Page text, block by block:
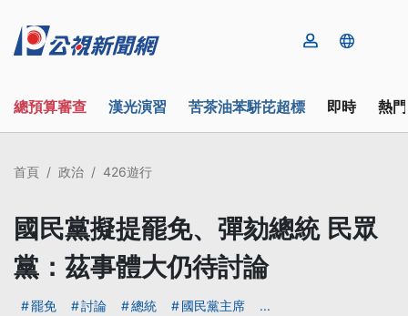
總預算審查 漢光演習 苦茶油苯駢芘超標 即時 熱
首頁 政治 426遊行
國民黨擬提罷免、彈劾總統 民眾
黨：茲事體大仍待討論
罷免 討論 總統 國民黨主席 ...